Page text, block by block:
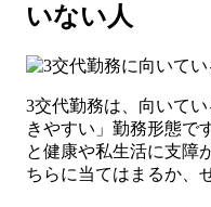
いない人
3交代勤務は、向いて
きやすい」勤務形態で
と健康や私生活に支障
ちらに当てはまるか、